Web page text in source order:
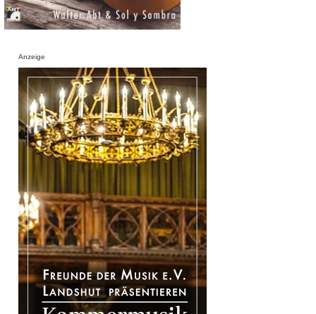
Anzeige